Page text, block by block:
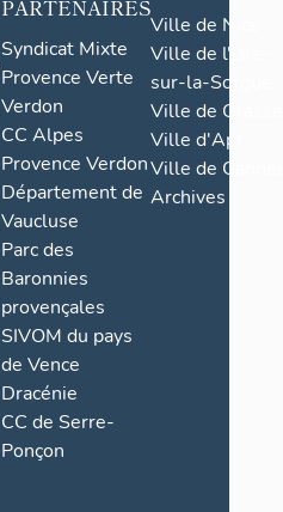
PARTENAIRES
Syndicat Mixte
Provence Verte
Verdon
CC Alpes
Provence Verdon
Département de
Vaucluse
Parc des
Baronnies
provençales
SIVOM du pays
de Vence
Dracénie
CC de Serre-
Ponçon
Ville de Nice
Ville de l'Isle-
sur-la-Sorgue
Ville de Grasse
Ville d'Apt
Ville de
Archives